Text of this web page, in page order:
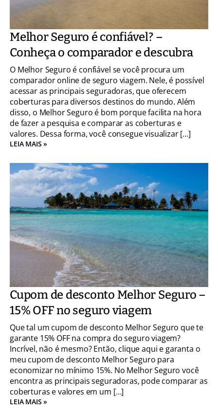
Melhor Seguro é confiável? –
Conheça o comparador e descubra
O Melhor Seguro é confiável se você procura um
comparador online de seguro viagem. Nele, é possível
acessar as principais seguradoras, que oferecem
coberturas para diversos destinos do mundo. Além
disso, o Melhor Seguro é bom porque facilita na hora
de fazer a pesquisa e comparar as coberturas e
valores. Dessa forma, você consegue visualizar […]
LEIA MAIS »
Cupom de desconto Melhor Seguro –
15% OFF no seguro viagem
Que tal um cupom de desconto Melhor Seguro que te
garante 15% OFF na compra do seguro viagem?
Incrível, não é mesmo? Então, clique aqui e garanta o
meu cupom de desconto Melhor Seguro para
economizar no mínimo 15%. No Melhor Seguro você
encontra as principais seguradoras, pode comparar as
coberturas e valores em um […]
LEIA MAIS »